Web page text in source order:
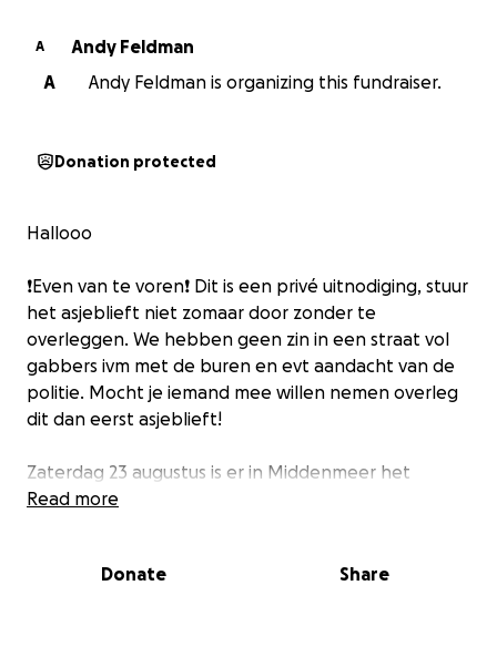
A
Andy Feldman
A
Andy Feldman is organizing this fundraiser.
Donation protected
Hallooo
❗️Even van te voren❗️ Dit is een privé uitnodiging, stuur
het asjeblieft niet zomaar door zonder te
overleggen. We hebben geen zin in een straat vol
gabbers ivm met de buren en evt aandacht van de
politie. Mocht je iemand mee willen nemen overleg
dit dan eerst asjeblieft!
Zaterdag 23 augustus is er in Middenmeer het
hardste huisfeest ooit! Je kan rekenen op een paar
iedereen die daarna nog tijd heb kan ook zeker een
Read more
Donate Share